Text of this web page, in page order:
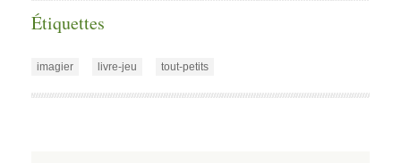
Étiquettes
imagier livre-jeu tout-petits